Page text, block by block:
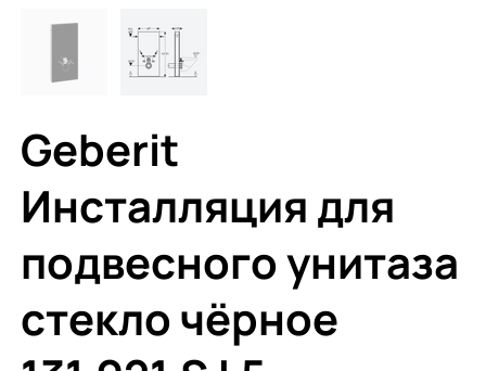
Geberit
Инсталляция для
подвесного унитаза
стекло чёрное